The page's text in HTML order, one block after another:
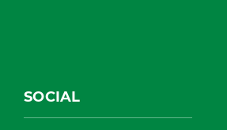
SOCIAL